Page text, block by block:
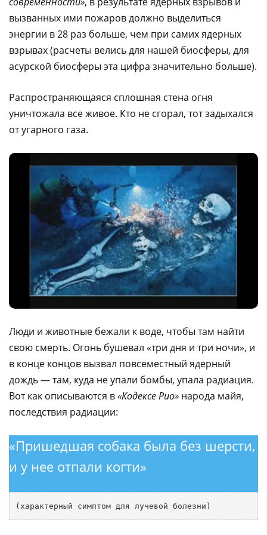
вызванных ими пожаров должно выделиться
энергии в 28 раз больше, чем при самих ядерных
взрывах (расчеты велись для нашей биосферы, для
асурской биосферы эта цифра значительно больше).
Распространяющаяся сплошная стена огня
уничтожала все живое. Кто не сгорал, тот задыхался
от угарного газа.
Люди и животные бежали к воде, чтобы там найти
свою смерть. Огонь бушевал «три дня и три ночи», и
в конце концов вызвал повсеместный ядерный
дождь — там, куда не упали бомбы, упала радиация.
Вот как описываются в«Кодексе Рио» народа майя,
последствия радиации:
«Пришедшая собака была без шерсти,
и у нее отпали когти»
(характерный симптом для лучевой болезни)